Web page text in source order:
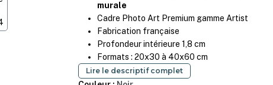
murale
Cadre Photo Art Premium gamme Artist
Fabrication française
Profondeur intérieure 1,8 cm
Formats : 20x30 à 40x60 cm
Lire le descriptif complet